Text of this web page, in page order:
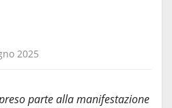
2025
parte alla manifestazione